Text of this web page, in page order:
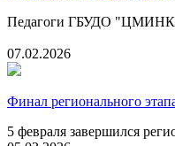
Педагоги ГБУДО "ЦМИНК
07.02.2026
Финал регионального
5 февраля завершился